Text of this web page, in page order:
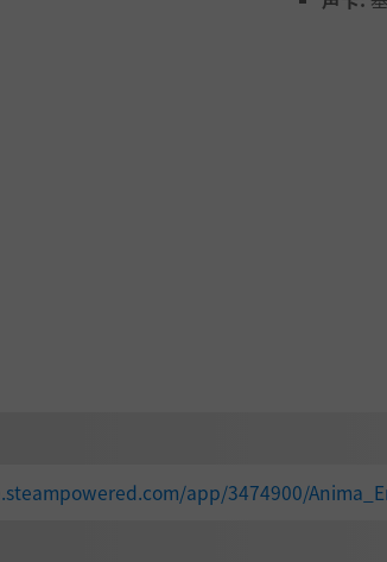
app/3474900/